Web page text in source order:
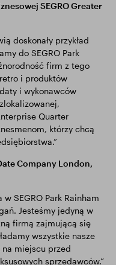
SEGRO Greater
doskonały przykład
do SEGRO Park
firm z tego
i produktów
i wykonawców
Quarter
którzy chcą
Company London,
SEGRO Park Rainham
Jesteśmy jedyną w
firmą zajmującą się
wszystkie nasze
miejscu przed
sprzedawców.”